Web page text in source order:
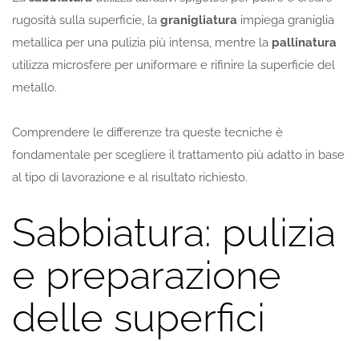
rugosità sulla superficie, la granigliatura impiega graniglia
metallica per una pulizia più intensa, mentre la pallinatura
utilizza microsfere per uniformare e rifinire la superficie del
metallo.
Comprendere le differenze tra queste tecniche è
fondamentale per scegliere il trattamento più adatto in base
al tipo di lavorazione e al risultato richiesto.
Sabbiatura: pulizia
e preparazione
delle superfici